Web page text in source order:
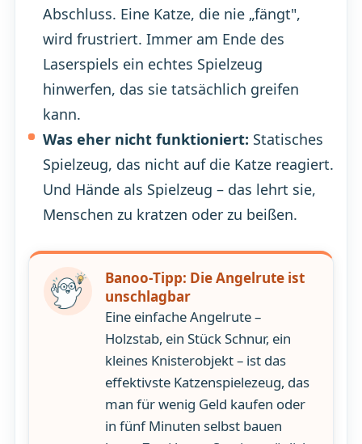
Abschluss. Eine Katze, die nie „fängt",
wird frustriert. Immer am Ende des
Laserspiels ein echtes Spielzeug
hinwerfen, das sie tatsächlich greifen
kann.
Was eher nicht funktioniert: Statisches
Spielzeug, das nicht auf die Katze reagiert.
Und Hände als Spielzeug – das lehrt sie,
Menschen zu kratzen oder zu beißen.
Banoo-Tipp: Die Angelrute ist
unschlagbar
Eine einfache Angelrute –
Holzstab, ein Stück Schnur, ein
kleines Knisterobjekt – ist das
effektivste Katzenspielezeug, das
man für wenig Geld kaufen oder
in fünf Minuten selbst bauen